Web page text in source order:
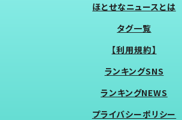
ほとせなニュースとは
タグ一覧
【利用規約】
ランキングSNS
ランキングNEWS
プライバシーポリシー